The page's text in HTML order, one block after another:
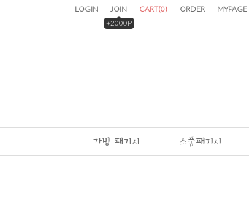
LOGIN
JOIN
+2000P
CART(0) ORDER MYPAGE
가방 패키지 소품패키지